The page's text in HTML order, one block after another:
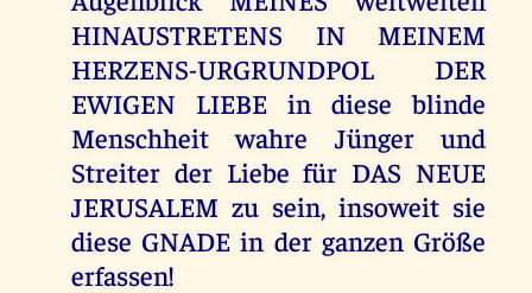
HINAUSTRETENS IN MEINEM
HERZENS-URGRUNDPOL DER
EWIGEN LIEBE in diese blinde
Menschheit wahre Jünger und
Streiter der Liebe für DAS NEUE
JERUSALEM zu sein, insoweit sie
diese GNADE in der ganzen Größe
erfassen!